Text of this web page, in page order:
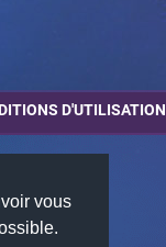
vous
D'UTILISATION